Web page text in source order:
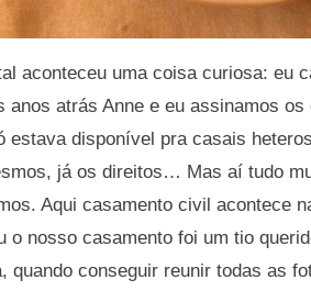
aconteceu uma coisa curiosa: eu
anos atrás Anne e eu assinamos
estava disponível pra casais
já os direitos… Mas aí tudo
Aqui casamento civil acontece
o nosso casamento foi um tio
quando conseguir reunir todas as